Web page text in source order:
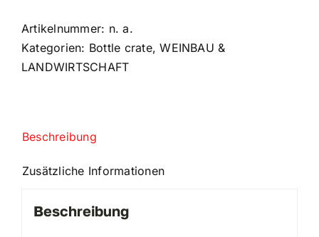
Artikelnummer: n. a.
Kategorien: Bottle crate,WEINBAU &
LANDWIRTSCHAFT
Beschreibung
Zusätzliche Informationen
Beschreibung